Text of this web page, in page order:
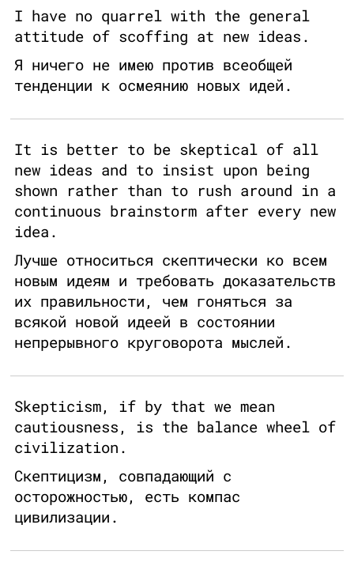
I have no quarrel with the general
attitude of scoffing at new ideas.
Я ничего не имею против всеобщей
тенденции к осмеянию новых идей.
It is better to be skeptical of all
new ideas and to insist upon being
shown rather than to rush around in a
continuous brainstorm after every new
idea.
Лучше относиться скептически ко всем
новым идеям и требовать доказательств
их правильности, чем гоняться за
всякой новой идеей в состоянии
непрерывного круговорота мыслей.
Skepticism, if by that we mean
cautiousness, is the balance wheel of
civilization.
Скептицизм, совпадающий с
осторожностью, есть компас
цивилизации.